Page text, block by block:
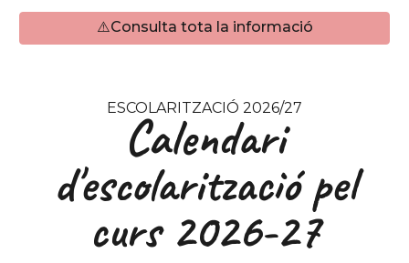
⚠️Consulta tota la informació
ESCOLARITZACIÓ 2026/27
Calendari
d'escolarització pel
curs 2026-27